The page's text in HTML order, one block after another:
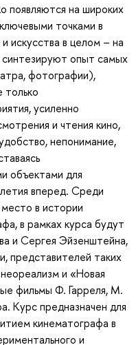
появляются на широких
точками в
искусства в целом – на
опыт самых
фотографии),
усиленно
и чтения кино,
непонимание,
объектами для
вперед. Среди
в истории
в рамках курса будут
и Сергея Эйзенштейна,
представителей таких
и «Новая
фильмы Ф. Гарреля, М.
Курс предназначен для
кинематографа в
и